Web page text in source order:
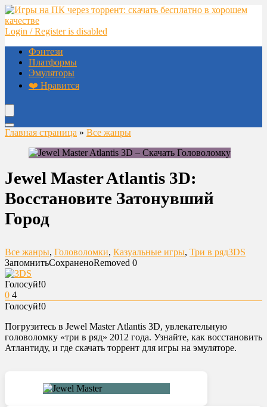
Login / Register is disabled
Фэнтези
Платформы
Эмуляторы
❤️ Нравится
Главная страница » Все жанры
Jewel Master Atlantis 3D:
Восстановите Затонувший
Город
Все жанры, Головоломки, Казуальные игры, Три в ряд3DS
ЗапомнитьСохраненоRemoved 0
Голосуй!0
0 4
Голосуй!0
Погрузитесь в Jewel Master Atlantis 3D, увлекательную
головоломку «три в ряд» 2012 года. Узнайте, как восстановить
Атлантиду, и где скачать торрент для игры на эмуляторе.